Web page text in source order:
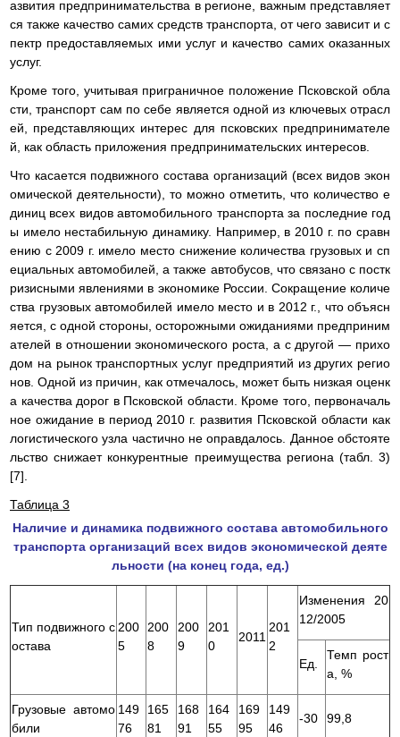
азвития предпринимательства в регионе, важным представляет
ся также качество самих средств транспорта, от чего зависит и с
пектр предоставляемых ими услуг и качество самих оказанных
услуг.
Кроме того, учитывая приграничное положение Псковской обла
сти, транспорт сам по себе является одной из ключевых отрасл
ей, представляющих интерес для псковских предпринимателе
й, как область приложения предпринимательских интересов.
Что касается подвижного состава организаций (всех видов экон
омической деятельности), то можно отметить, что количество е
диниц всех видов автомобильного транспорта за последние год
ы имело нестабильную динамику. Например, в 2010 г. по сравн
ению с 2009 г. имело место снижение количества грузовых и сп
ециальных автомобилей, а также автобусов, что связано с постк
ризисными явлениями в экономике России. Сокращение количе
ства грузовых автомобилей имело место и в 2012 г., что объясн
яется, с одной стороны, осторожными ожиданиями предприним
ателей в отношении экономического роста, а с другой — прихо
дом на рынок транспортных услуг предприятий из других регио
нов. Одной из причин, как отмечалось, может быть низкая оценк
а качества дорог в Псковской области. Кроме того, первоначаль
ное ожидание в период 2010 г. развития Псковской области как
логистического узла частично не оправдалось. Данное обстояте
льство снижает конкурентные преимущества региона (табл. 3)
[7].
Таблица 3
Наличие и динамика подвижного состава автомобильного
транспорта организаций всех видов экономической деяте
льности (на конец года, ед.)
Тип подвижного с
остава
200
5
200
8
200
9
201
0
2011
201
2
Изменения 20
12/2005
Ед.
Темп рост
а, %
Грузовые автомо
били
149
76
165
81
168
91
164
55
169
95
149
46
-30 99,8